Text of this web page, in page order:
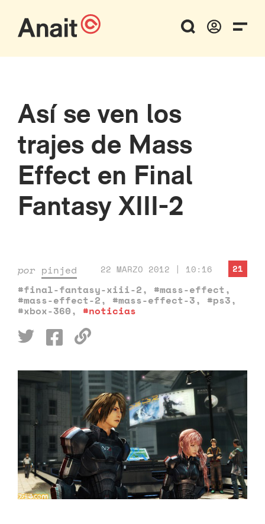
Así se ven los
trajes de Mass
Effect en Final
Fantasy XIII-2
por pinjed 22 MARZO 2012 | 10:16
#final-fantasy-xiii-2, #mass-effect,
#mass-effect-2, #mass-effect-3, #ps3,
#xbox-360, #noticias
21